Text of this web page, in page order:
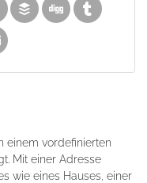
einem vordefinierten
Mit einer Adresse
wie eines Hauses, einer